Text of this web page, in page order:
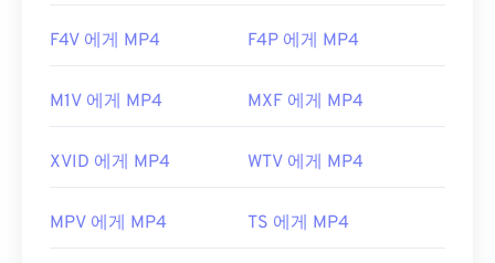
F4V 에게 MP4 F4P 에게 MP4
M1V 에게 MP4 MXF 에게 MP4
XVID 에게 MP4 WTV 에게 MP4
MPV 에게 MP4 TS 에게 MP4